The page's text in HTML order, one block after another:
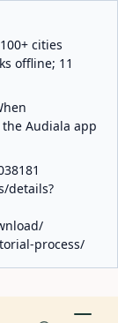
cities
offline; 11
Audiala app
details?
process/